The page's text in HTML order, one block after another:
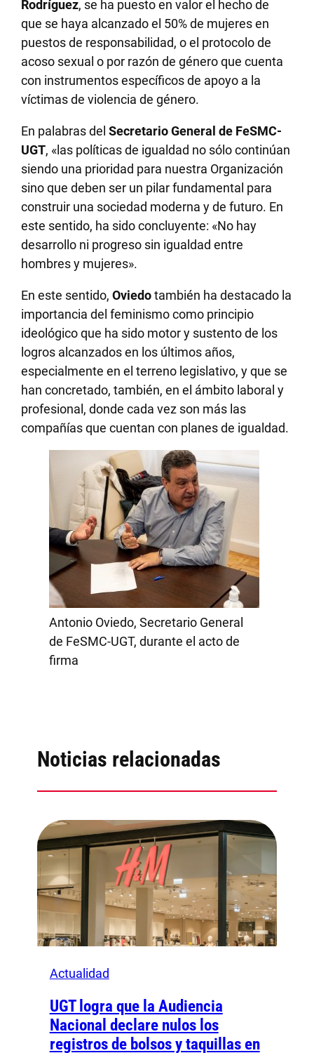
Rodríguez, se ha puesto en valor el hecho de
que se haya alcanzado el 50% de mujeres en
puestos de responsabilidad, o el protocolo de
acoso sexual o por razón de género que cuenta
con instrumentos específicos de apoyo a la
víctimas de violencia de género.
En palabras delSecretario General de FeSMC-
UGT, «las políticas de igualdad no sólo continúan
siendo una prioridad para nuestra Organización
sino que deben ser un pilar fundamental para
construir una sociedad moderna y de futuro. En
este sentido, ha sido concluyente: «No hay
desarrollo ni progreso sin igualdad entre
hombres y mujeres».
En este sentido,Oviedotambién ha destacado la
importancia del feminismo como principio
ideológico que ha sido motor y sustento de los
logros alcanzados en los últimos años,
especialmente en el terreno legislativo, y que se
han concretado, también, en el ámbito laboral y
profesional, donde cada vez son más las
compañías que cuentan con planes de igualdad.
Antonio Oviedo, Secretario General
de FeSMC-UGT, durante el acto de
firma
Noticias relacionadas
Actualidad
UGT logra que la Audiencia
Nacional declare nulos los
registros de bolsos y taquillas en